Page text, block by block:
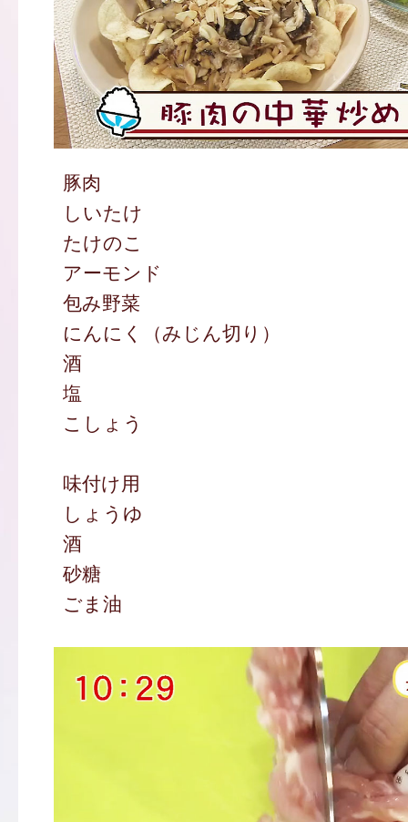
豚肉
しいたけ
たけのこ
アーモンド
包み野菜
にんにく（みじん切り）
酒
塩
こしょう
味付け用
しょうゆ
酒
砂糖
ごま油